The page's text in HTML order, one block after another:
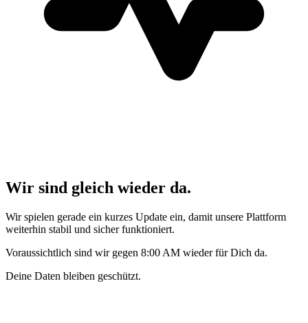
Wir sind gleich wieder da.
Wir spielen gerade ein kurzes Update ein, damit unsere Plattform
weiterhin stabil und sicher funktioniert.
Voraussichtlich sind wir gegen 8:00 AM wieder für Dich da.
Deine Daten bleiben geschützt.